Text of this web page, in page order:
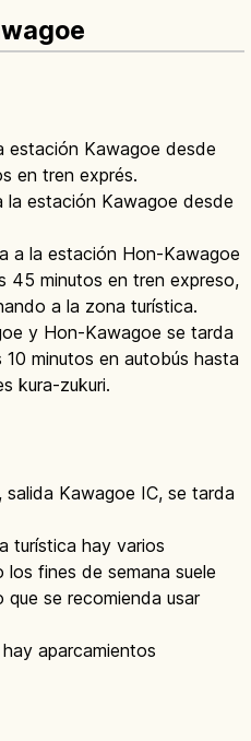
estación Kawagoe desde
en tren exprés.
la estación Kawagoe desde
a la estación Hon-Kawagoe
45 minutos en tren expreso,
a la zona turística.
y Hon-Kawagoe se tarda
minutos en autobús hasta
kura-zukuri.
Kawagoe IC, se tarda
turística hay varios
fines de semana suele
que se recomienda usar
aparcamientos